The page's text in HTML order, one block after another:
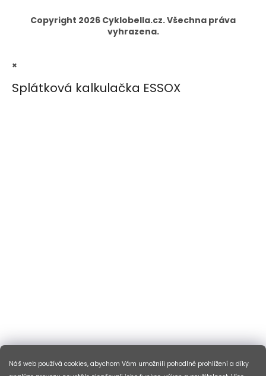
Náš web používá cookies, abychom Vám umožnili pohodlné prohlížení a díky
Copyright 2026 Cyklobella.cz. Všechna práva
vyhrazena.
×
Splátková kalkulačka ESSOX